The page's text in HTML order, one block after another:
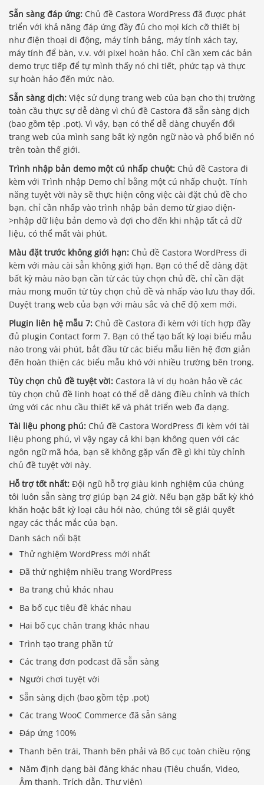
Sẵn sàng đáp ứng: Chủ đề Castora WordPress đã được phát
triển với khả năng đáp ứng đầy đủ cho mọi kích cỡ thiết bị
như điện thoại di động, máy tính bảng, máy tính xách tay,
máy tính để bàn, v.v. với pixel hoàn hảo. Chỉ cần xem các bản
demo trực tiếp để tự mình thấy nó chi tiết, phức tạp và thực
sự hoàn hảo đến mức nào.
Sẵn sàng dịch: Việc sử dụng trang web của bạn cho thị trường
toàn cầu thực sự dễ dàng vì chủ đề Castora đã sẵn sàng dịch
(bao gồm tệp .pot). Vì vậy, bạn có thể dễ dàng chuyển đổi
trang web của mình sang bất kỳ ngôn ngữ nào và phổ biến nó
trên toàn thế giới.
Trình nhập bản demo một cú nhấp chuột: Chủ đề Castora đi
kèm với Trình nhập Demo chỉ bằng một cú nhấp chuột. Tính
năng tuyệt vời này sẽ thực hiện công việc cài đặt chủ đề cho
bạn, chỉ cần nhấp vào trình nhập bản demo từ giao diện-
>nhập dữ liệu bản demo và đợi cho đến khi nhập tất cả dữ
liệu, có thể mất vài phút.
Màu đặt trước không giới hạn: Chủ đề Castora WordPress đi
kèm với màu cài sẵn không giới hạn. Bạn có thể dễ dàng đặt
bất kỳ màu nào bạn cần từ các tùy chọn chủ đề, chỉ cần đặt
màu mong muốn từ tùy chọn chủ đề và nhấp vào lưu thay đổi.
Duyệt trang web của bạn với màu sắc và chế độ xem mới.
Plugin liên hệ mẫu 7: Chủ đề Castora đi kèm với tích hợp đầy
đủ plugin Contact form 7. Bạn có thể tạo bất kỳ loại biểu mẫu
nào trong vài phút, bắt đầu từ các biểu mẫu liên hệ đơn giản
đến hoàn thiện các biểu mẫu khó với nhiều trường bên trong.
Tùy chọn chủ đề tuyệt vời: Castora là ví dụ hoàn hảo về các
tùy chọn chủ đề linh hoạt có thể dễ dàng điều chỉnh và thích
ứng với các nhu cầu thiết kế và phát triển web đa dạng.
Tài liệu phong phú: Chủ đề Castora WordPress đi kèm với tài
liệu phong phú, vì vậy ngay cả khi bạn không quen với các
ngôn ngữ mã hóa, bạn sẽ không gặp vấn đề gì khi tùy chỉnh
chủ đề tuyệt vời này.
Hỗ trợ tốt nhất: Đội ngũ hỗ trợ giàu kinh nghiệm của chúng
tôi luôn sẵn sàng trợ giúp bạn 24 giờ. Nếu bạn gặp bất kỳ khó
khăn hoặc bất kỳ loại câu hỏi nào, chúng tôi sẽ giải quyết
ngay các thắc mắc của bạn.
Danh sách nổi bật
Thử nghiệm WordPress mới nhất
Đã thử nghiệm nhiều trang WordPress
Ba trang chủ khác nhau
Ba bố cục tiêu đề khác nhau
Hai bố cục chân trang khác nhau
Trình tạo trang phần tử
Các trang đơn podcast đã sẵn sàng
Người chơi tuyệt vời
Sẵn sàng dịch (bao gồm tệp .pot)
Các trang WooC Commerce đã sẵn sàng
Đáp ứng 100%
Thanh bên trái, Thanh bên phải và Bố cục toàn chiều rộng
Năm định dạng bài đăng khác nhau (Tiêu chuẩn, Video,
Âm thanh, Trích dẫn, Thư viện)